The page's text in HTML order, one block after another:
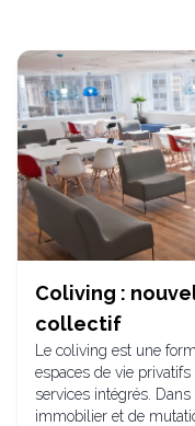
Coliving :
collectif
Le coliving est une
espaces de vie
services intégrés.
immobilier et de